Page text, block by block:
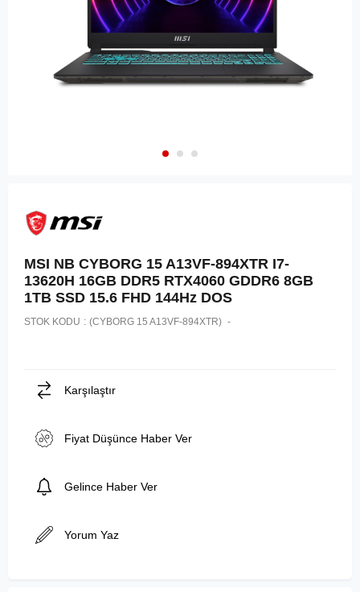
MSI NB CYBORG 15 A13VF-894XTR I7-
13620H 16GB DDR5 RTX4060 GDDR6 8GB
1TB SSD 15.6 FHD 144Hz DOS
STOK KODU (CYBORG 15 A13VF-894XTR)
Karşılaştır
Fiyat Düşünce Haber Ver
Gelince Haber Ver
Yorum Yaz